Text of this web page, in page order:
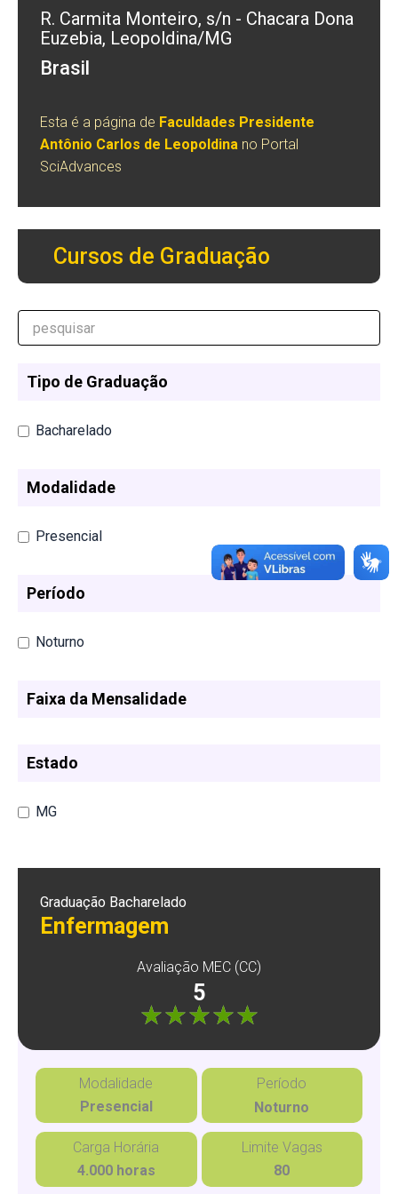
R. Carmita Monteiro, s/n - Chacara Dona
Euzebia, Leopoldina/MG
Brasil
Esta é a página de Faculdades Presidente
Antônio Carlos de Leopoldina no Portal
SciAdvances
Cursos de Graduação
Tipo de Graduação
Bacharelado
Modalidade
Presencial
Período
Noturno
Faixa da Mensalidade
Estado
MG
Graduação Bacharelado
Enfermagem
Avaliação MEC (CC)
5
Modalidade
Presencial
Período
Noturno
Carga Horária
4.000 horas
Limite Vagas
80